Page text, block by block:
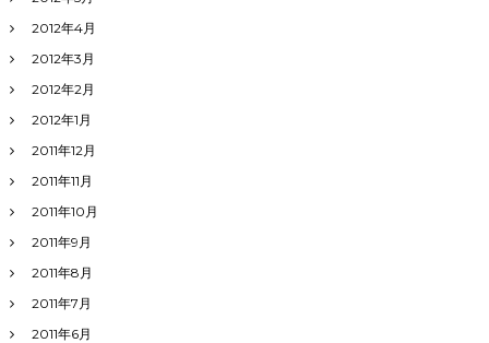
2012年4月
2012年3月
2012年2月
2012年1月
2011年12月
2011年11月
2011年10月
2011年9月
2011年8月
2011年7月
2011年6月